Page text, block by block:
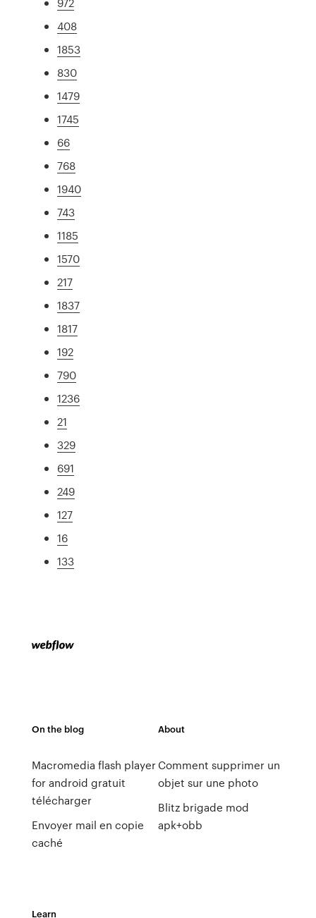
408
1853
830
1479
1745
66
768
1940
743
1185
1570
217
1837
1817
192
790
1236
21
329
691
249
127
16
133
On the blog
Macromedia flash player
for android gratuit
télécharger
Envoyer mail en copie
caché
About
Comment supprimer un
objet sur une photo
Blitz brigade mod
apk+obb
Learn